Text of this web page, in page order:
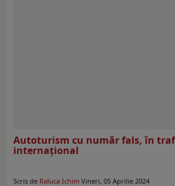
Autoturism cu număr fals, în
internațional
Scris de Raluca Ichim Vineri, 05 Aprilie 2024